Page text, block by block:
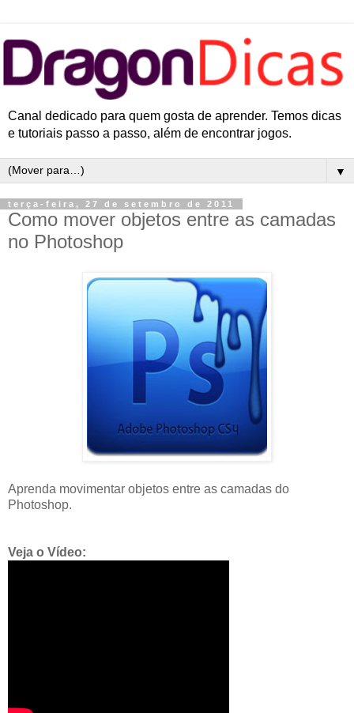
Canal dedicado para quem gosta de aprender. Temos dicas
e tutoriais passo a passo, além de encontrar jogos.
▼
terça-feira, 27 de setembro de 2011
Como mover objetos entre as camadas
no Photoshop
Aprenda movimentar objetos entre as camadas do
Photoshop.
Veja o Vídeo: